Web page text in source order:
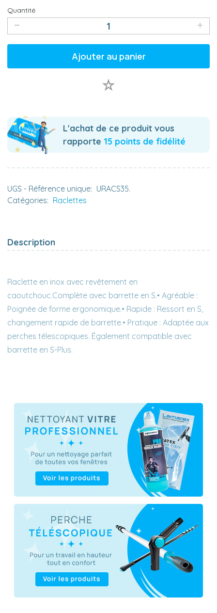
Quantité
Ajouter au panier
L'achat de ce produit vous
rapporte 15 points de fidélité
UGS - Référence unique: URACS35.
Catégories: Raclettes
Description
Raclette en inox avec revêtement en
caoutchouc.Complète avec barrette en S.• Agréable :
Poignée de forme ergonomique.• Rapide : Ressort en S,
changement rapide de barrette.• Pratique : Adaptée aux
perches télescopiques. Également compatible avec
barrette en S-Plus.